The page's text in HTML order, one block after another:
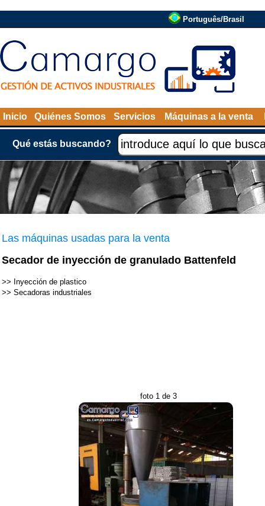
Português/Brasil
Inicio Quiénes Somos Servicios Máquinas a la venta
Qué estás buscando?
Las máquinas usadas para la venta
Secador de inyección de granulado Battenfeld
>> Inyección de plastico
>> Secadoras industriales
foto 1 de 3